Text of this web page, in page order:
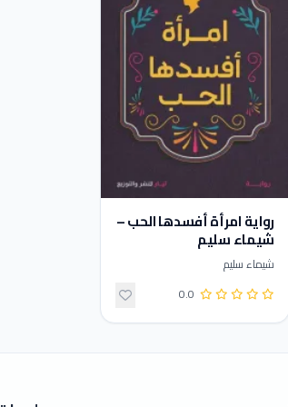
رواية امرأة أفسدها الحب –
شيماء سليم
شيماء سليم
0.0